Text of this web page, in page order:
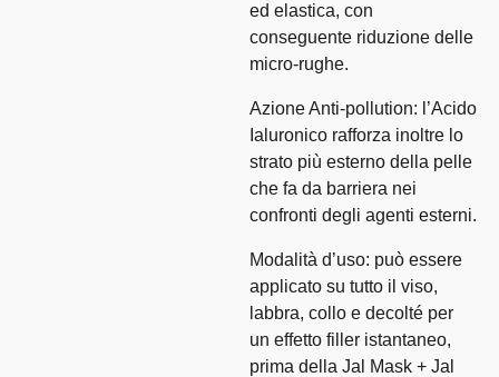
ed elastica, con
conseguente riduzione delle
micro-rughe.
Azione Anti-pollution: l’Acido
Ialuronico rafforza inoltre lo
strato più esterno della pelle
che fa da barriera nei
confronti degli agenti esterni.
Modalità d’uso: può essere
applicato su tutto il viso,
labbra, collo e decolté per
un effetto filler istantaneo,
prima della Jal Mask + Jal